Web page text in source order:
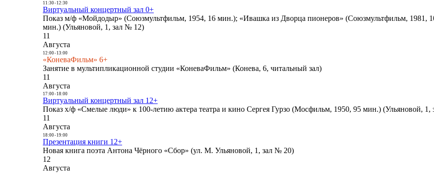
11:30- 12:30
Виртуальный концертный зал 0+
Показ м/ф «Мойдодыр» (Союзмультфильм, 1954, 16 мин.); «Ивашка из Дворца пионеров» (Союзмультфильм, 1981,
мин.) (Ульяновой, 1, зал № 12)
11
Августа
12:00- 13:00
«КоневаФильм» 6+
Занятие в мультипликационной студии «КоневаФильм» (Конева, 6, читальный зал)
11
Августа
17:00- 18:00
Виртуальный концертный зал 12+
Показ х/ф «Смелые люди» к 100-летию актера театра и кино Сергея Гурзо (Мосфильм, 1950, 95 мин.) (Ульяновой, 1,
11
Августа
18:00- 19:00
Презентация книги 12+
Новая книга поэта Антона Чёрного «Сбор» (ул. М. Ульяновой, 1, зал № 20)
12
Августа